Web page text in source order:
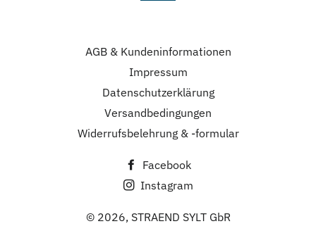
AGB & Kundeninformationen
Impressum
Datenschutzerklärung
Versandbedingungen
Widerrufsbelehrung & -formular
Facebook
Instagram
© 2026, STRAEND SYLT GbR